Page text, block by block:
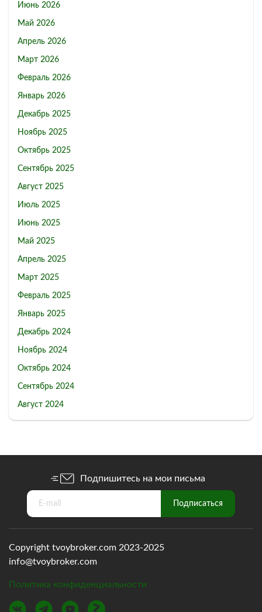
Июнь 2026
Май 2026
Апрель 2026
Март 2026
Февраль 2026
Январь 2026
Декабрь 2025
Ноябрь 2025
Октябрь 2025
Сентябрь 2025
Август 2025
Июль 2025
Июнь 2025
Май 2025
Апрель 2025
Март 2025
Февраль 2025
Январь 2025
Декабрь 2024
Ноябрь 2024
Октябрь 2024
Сентябрь 2024
Август 2024
Подпишитесь на мои письма
Copyright tvoybroker.com 2023-2025
info@tvoybroker.com
Политика конфиденциальности